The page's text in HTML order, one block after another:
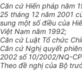
Căn cứ Hiến pháp năm
25 tháng 12 năm 2001
sung một số điều của
Việt Nam năm 1992;
Căn cứ Luật Tổ chức
Căn cứ Nghị quyết
2002 số 10/2002/NQ-
Theo đề nghị của Bộ